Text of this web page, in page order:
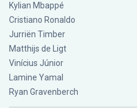
Kylian Mbappé
Cristiano Ronaldo
Jurriën Timber
Matthijs de Ligt
Vinícius Júnior
Lamine Yamal
Ryan Gravenberch